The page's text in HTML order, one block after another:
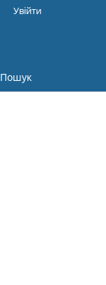
Пошук
Увійти